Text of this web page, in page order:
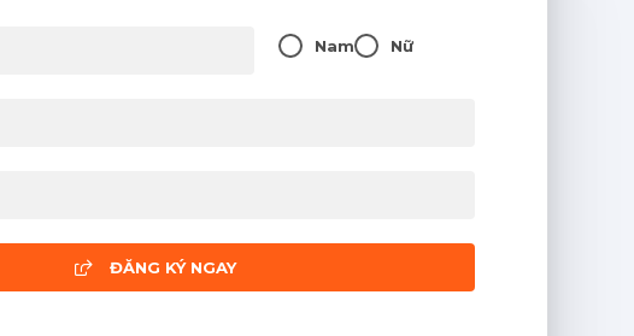
Nam Nữ
ĐĂNG KÝ NGAY